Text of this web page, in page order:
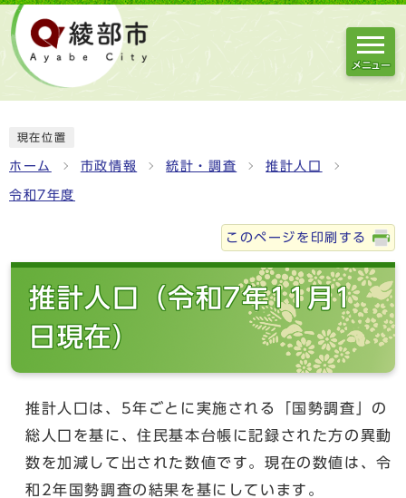
メニュー
現在位置
ホーム 市政情報 統計・調査 推計人口
令和7年度
このページを印刷する
推計人口（令和7年11月1
日現在）
推計人口は、5年ごとに実施される「国勢調査」の
総人口を基に、住民基本台帳に記録された方の異動
数を加減して出された数値です。現在の数値は、令
和2年国勢調査の結果を基にしています。